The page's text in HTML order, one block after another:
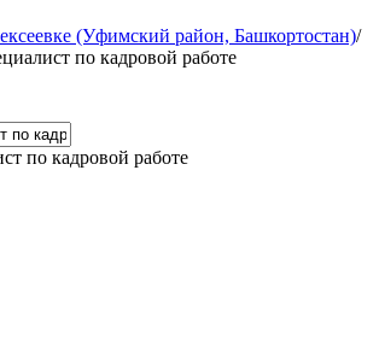
(Уфимский район, Башкортостан)/
по кадровой работе
по кадровой работе